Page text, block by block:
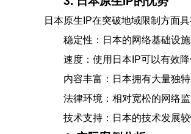
日本原生IP在突破地域限制方面具
稳定性：日本的网络基础设
速度：使用日本IP可以有效
内容丰富：日本拥有大量独
法律环境：相对宽松的网络
技术支持：日本的技术发展